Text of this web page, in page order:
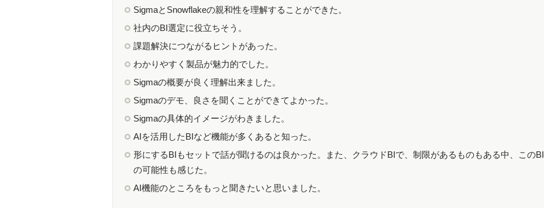
SigmaとSnowflakeの親和性を理解することができた。
社内のBI選定に役立ちそう。
課題解決につながるヒントがあった。
わかりやすく製品が魅力的でした。
Sigmaの概要が良く理解出来ました。
Sigmaのデモ、良さを聞くことができてよかった。
Sigmaの具体的イメージがわきました。
AIを活用したBIなど機能が多くあると知った。
形にするBIもセットで話が聞けるのは良かった。また、クラウドBIで、制限があるものもある中、このBI
の可能性も感じた。
AI機能のところをもっと聞きたいと思いました。